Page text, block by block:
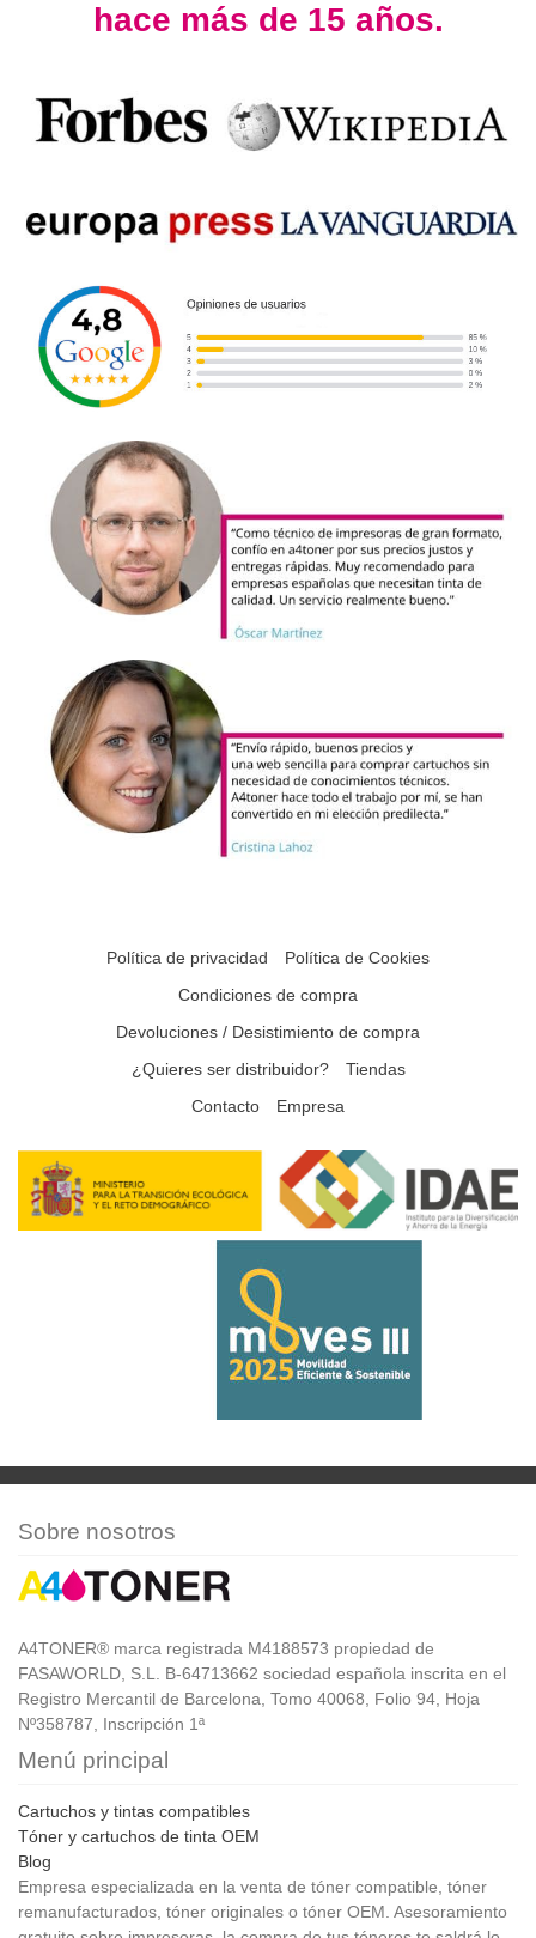
hace más de 15 años.
Política de privacidad
Política de Cookies
Condiciones de compra
Devoluciones / Desistimiento de compra
¿Quieres ser distribuidor?
Tiendas
Contacto
Empresa
Sobre nosotros
A4TONER® marca registrada M4188573 propiedad de
FASAWORLD, S.L. B-64713662 sociedad española inscrita en el
Registro Mercantil de Barcelona, Tomo 40068, Folio 94, Hoja
Nº358787, Inscripción 1ª
Menú principal
Cartuchos y tintas compatibles
Tóner y cartuchos de tinta OEM
Blog
Empresa especializada en la venta de tóner compatible, tóner
remanufacturados, tóner originales o tóner OEM. Asesoramiento